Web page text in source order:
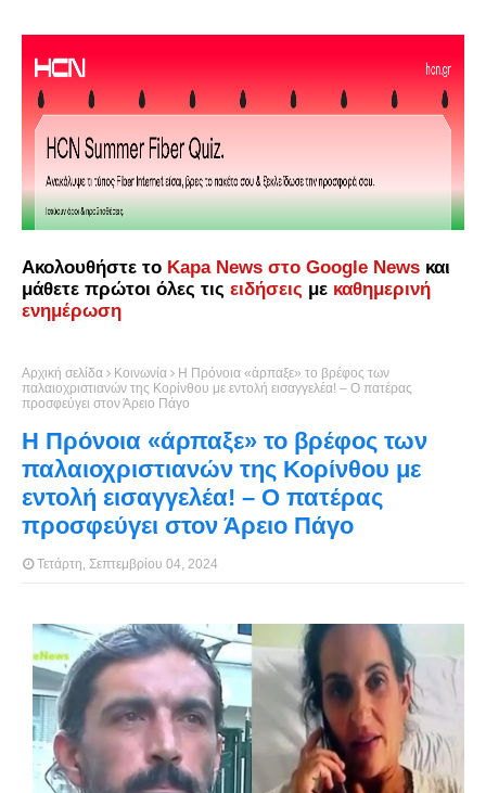
Ακολουθήστε το Kapa News στο Google News και
μάθετε πρώτοι όλες τις ειδήσεις με καθημερινή
ενημέρωση
Αρχική σελίδα Κοινωνία
Η Πρόνοια «άρπαξε» το βρέφος των
παλαιοχριστιανών της Κορίνθου με εντολή εισαγγελέα! – Ο πατέρας
προσφεύγει στον Άρειο Πάγο
Η Πρόνοια «άρπαξε» το βρέφος των
παλαιοχριστιανών της Κορίνθου με
εντολή εισαγγελέα! – Ο πατέρας
προσφεύγει στον Άρειο Πάγο
Τετάρτη, Σεπτεμβρίου 04, 2024